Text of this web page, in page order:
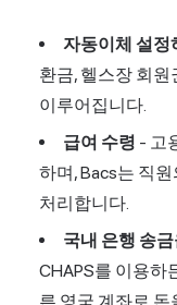
자동이체 설정
환금, 헬스장 회
이루어집니다.
급여 수령 - 고
하며, Bacs는 직
처리합니다.
국내 은행 송
CHAPS를 이용하